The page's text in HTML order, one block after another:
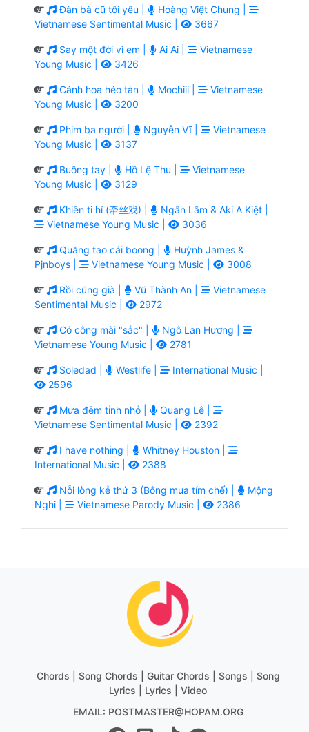
Đàn bà cũ tôi yêu |
Hoàng Việt Chung |
Vietnamese Sentimental Music |
3667
Say một đời vì em | Ai Ai |
Vietnamese
Young Music |
3426
Cánh hoa héo tàn | Mochiii |
Vietnamese
Young Music |
3200
Phim ba người | Nguyễn Vĩ |
Vietnamese
Young Music |
3137
Buông tay | Hồ Lệ Thu |
Vietnamese
Young Music |
3129
Khiên ti hí (牵丝戏) |
Ngân Lâm & Aki A Kiệt |
Vietnamese Young Music |
3036
Quăng tao cái boong |
Huỳnh James &
Pjnboys |
Vietnamese Young Music | 3008
Rồi cũng già | Vũ Thành An |
Vietnamese
Sentimental Music |
2972
Có công mài "sắc" |
Ngô Lan Hương |
Vietnamese Young Music |
2781
Soledad | Westlife |
International Music |
2596
Mưa đêm tỉnh nhỏ |
Quang Lê |
Vietnamese Sentimental Music |
2392
I have nothing |
Whitney Houston |
International Music |
2388
Nỗi lòng kẻ thứ 3 (Bông mua tím chế) |
Mộng
Nghi |
Vietnamese Parody Music | 2386
Chords | Song Chords | Guitar Chords | Songs | Song
Lyrics | Lyrics | Video
EMAIL: POSTMASTER@HOPAM.ORG